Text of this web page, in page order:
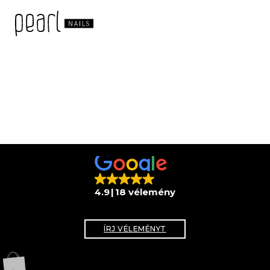
4.9 18 vélemény
ÍRJ VÉLEMÉNYT